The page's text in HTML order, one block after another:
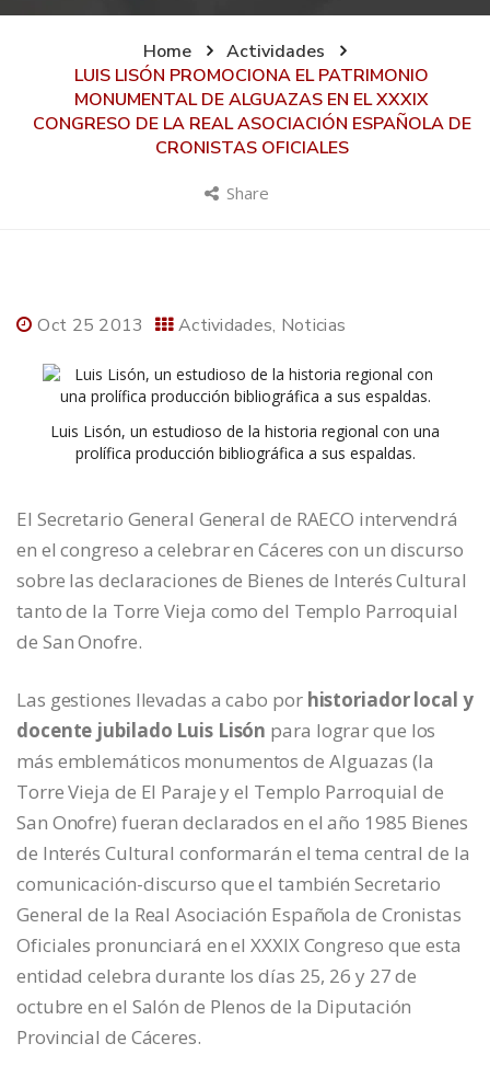
Home
Actividades
LUIS LISÓN PROMOCIONA EL PATRIMONIO
MONUMENTAL DE ALGUAZAS EN EL XXXIX
CONGRESO DE LA REAL ASOCIACIÓN ESPAÑOLA DE
CRONISTAS OFICIALES
Share
Oct 25 2013 Actividades Noticias
Luis Lisón, un estudioso de la historia regional con una
prolífica producción bibliográfica a sus espaldas.
El Secretario General General de RAECO intervendrá
en el congreso a celebrar en Cáceres con un discurso
sobre las declaraciones de Bienes de Interés Cultural
tanto de la Torre Vieja como del Templo Parroquial
de San Onofre.
Las gestiones llevadas a cabo por historiador local y
docente jubilado Luis Lisón para lograr que los
más emblemáticos monumentos de Alguazas (la
Torre Vieja de El Paraje y el Templo Parroquial de
San Onofre) fueran declarados en el año 1985 Bienes
de Interés Cultural conformarán el tema central de la
comunicación-discurso que el también Secretario
General de la Real Asociación Española de Cronistas
Oficiales pronunciará en el XXXIX Congreso que esta
entidad celebra durante los días 25, 26 y 27 de
octubre en el Salón de Plenos de la Diputación
Provincial de Cáceres.